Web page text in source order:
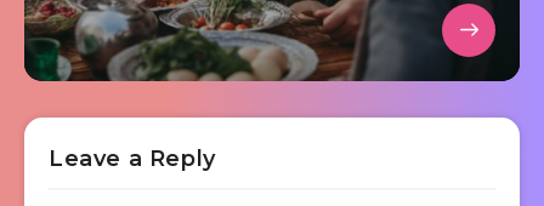
Leave a Reply